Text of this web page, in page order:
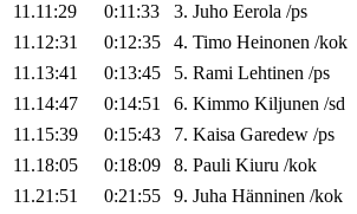
11.11:29
0:11:33 3. Juho Eerola /ps
11.12:31
0:12:35 4. Timo Heinonen /kok
11.13:41
0:13:45 5. Rami Lehtinen /ps
11.14:47
0:14:51 6. Kimmo Kiljunen /sd
11.15:39
0:15:43 7. Kaisa Garedew /ps
11.18:05
0:18:09 8. Pauli Kiuru /kok
11.21:51
0:21:55 9. Juha Hänninen /kok